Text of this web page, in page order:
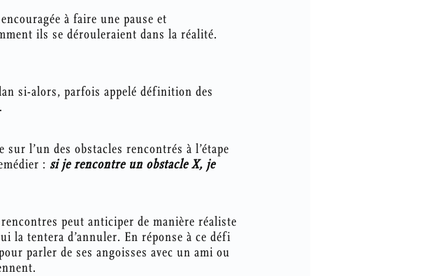
à faire une pause et
ils se dérouleraient dans la réalité.
si-alors, parfois appelé définition des
l’un des obstacles rencontrés à l’étape
: si je rencontre un obstacle X, je
peut anticiper de manière réaliste
la tentera d’annuler. En réponse à ce défi
parler de ses angoisses avec un ami ou